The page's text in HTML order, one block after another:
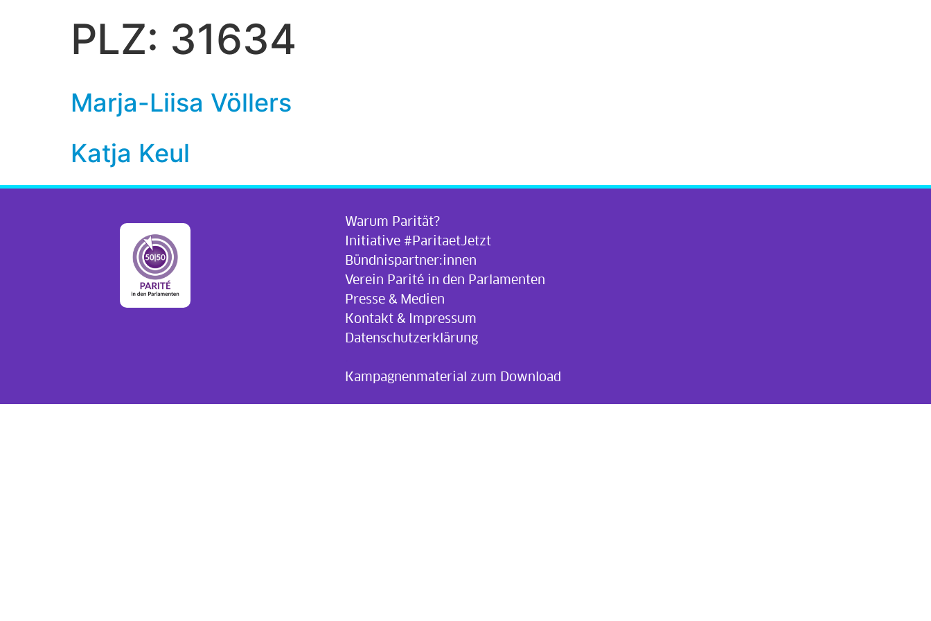
PLZ: 31634
Marja-Liisa Völlers
Katja Keul
Warum Parität?
Initiative #ParitaetJetzt
Bündnispartner:innen
Verein Parité in den Parlamenten
Presse & Medien
Kontakt & Impressum
Datenschutzerklärung
Kampagnenmaterial zum Download